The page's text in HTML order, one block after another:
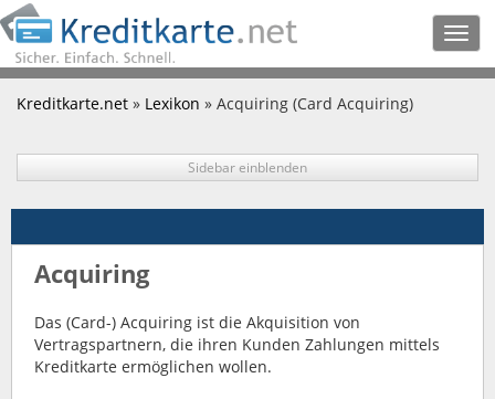
Kreditkarte.net » Lexikon » Acquiring (Card Acquiring)
Sidebar einblenden
Acquiring
Das (Card-) Acquiring ist die Akquisition von
Vertragspartnern, die ihren Kunden Zahlungen mittels
Kreditkarte ermöglichen wollen.